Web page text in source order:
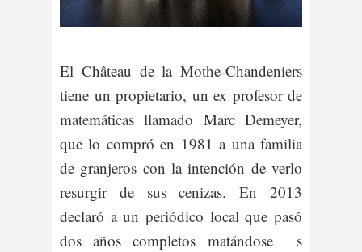
El Château de la Mothe-Chandeniers
tiene un propietario, un ex profesor de
matemáticas llamado Marc Demeyer,
que lo compró en 1981 a una familia
de granjeros con la intención de verlo
resurgir de sus cenizas. En 2013
declaró a un periódico local que pasó
dos años completos matándose s